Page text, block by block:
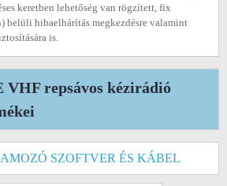
keretben lehetőség van rögzített, fix
belüli hibaelhárítás megkezdésre valamint
is.
VHF repsávos kézirádió
SZOFTVER ÉS KÁBEL